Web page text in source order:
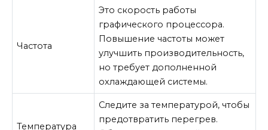
Частота
Это скорость работы
графического процессора.
Повышение частоты может
улучшить производительность,
но требует дополненной
охлаждающей системы.
Температура
Следите за температурой, чтобы
предотвратить перегрев.